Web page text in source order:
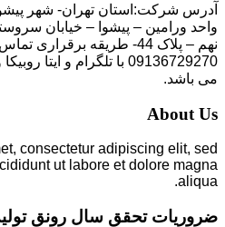
آدرس شرکت:استان تهران- شهر
واحد ورامین – پیشوا – خیابان
نهم – پلاک 44- طریقه برقراری
09136729270 با تلگرام و
می باشد.
About Us
consectetur adipiscing elit, sed
ut labore et dolore magna
aliqua.
ضروریات تحقق سال رونق